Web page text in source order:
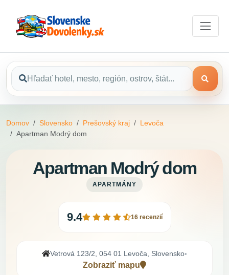
Domov Slovensko Prešovský kraj
Levoča
Apartman Modrý dom
Apartman Modrý dom
APARTMÁNY
9.4 16 recenzií
Vetrová 123/2, 054 01 Levoča, Slovensko•
Zobraziť mapu